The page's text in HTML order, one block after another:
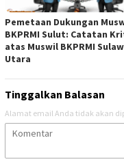
Pemetaan Dukungan
BKPRMI Sulut: Catatan
atas Muswil BKPRMI
Utara
Tinggalkan Balasan
Alamat email Anda tidak akan